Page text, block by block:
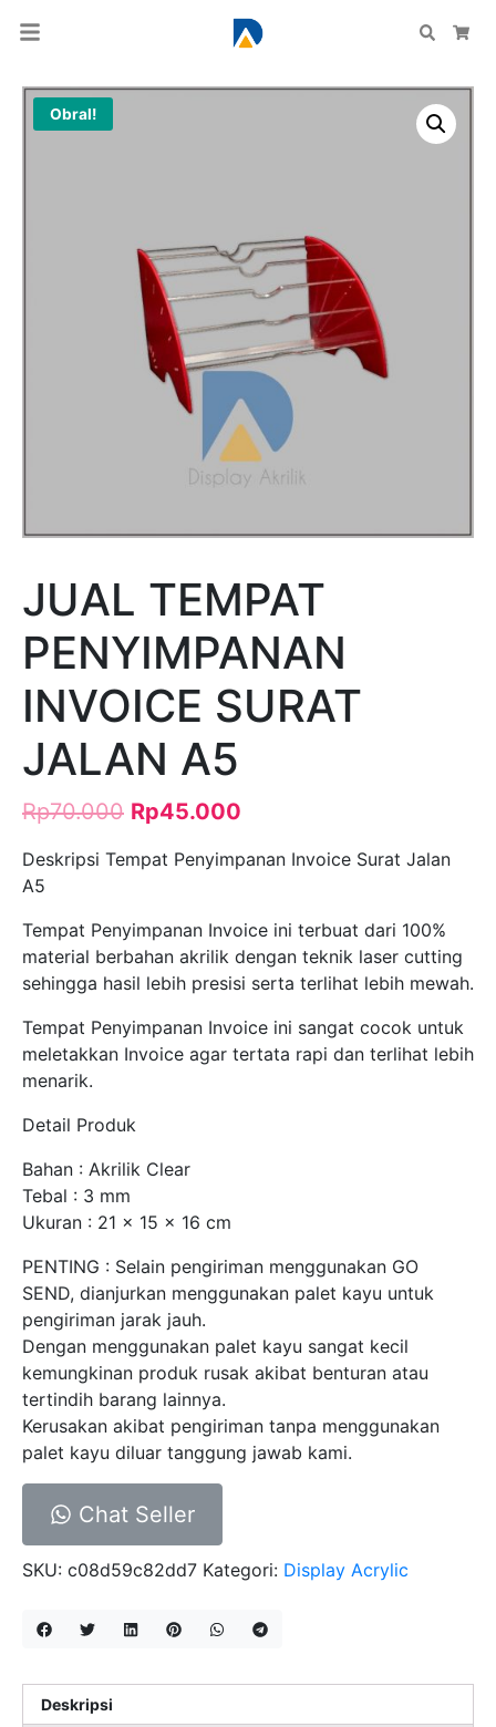
Search
Obral!
JUAL TEMPAT
PENYIMPANAN
INVOICE SURAT
JALAN A5
Rp70.000 Rp45.000
Deskripsi Tempat Penyimpanan Invoice Surat Jalan
A5
Tempat Penyimpanan Invoice ini terbuat dari 100%
material berbahan akrilik dengan teknik laser cutting
sehingga hasil lebih presisi serta terlihat lebih mewah.
Tempat Penyimpanan Invoice ini sangat cocok untuk
meletakkan Invoice agar tertata rapi dan terlihat lebih
menarik.
Detail Produk
Bahan : Akrilik Clear
Tebal : 3 mm
Ukuran : 21 x 15 x 16 cm
PENTING : Selain pengiriman menggunakan GO
SEND, dianjurkan menggunakan palet kayu untuk
pengiriman jarak jauh.
Dengan menggunakan palet kayu sangat kecil
kemungkinan produk rusak akibat benturan atau
tertindih barang lainnya.
Kerusakan akibat pengiriman tanpa menggunakan
palet kayu diluar tanggung jawab kami.
Chat Seller
SKU: c08d59c82dd7 Kategori: Display Acrylic
Deskripsi